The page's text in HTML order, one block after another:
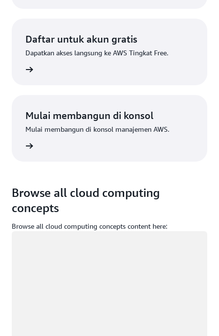
Daftar untuk akun gratis
Dapatkan akses langsung ke AWS Tingkat Free.
Mulai membangun di konsol
Mulai membangun di konsol manajemen AWS.
Browse all cloud computing
concepts
Browse all cloud computing concepts content here: